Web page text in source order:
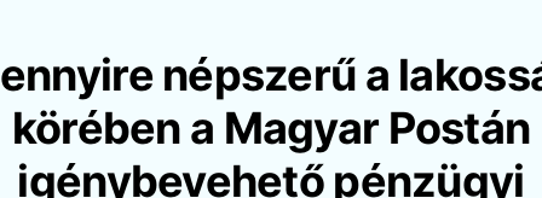
népszerű a
körében a Magyar Postán
igénybevehető pénzügyi